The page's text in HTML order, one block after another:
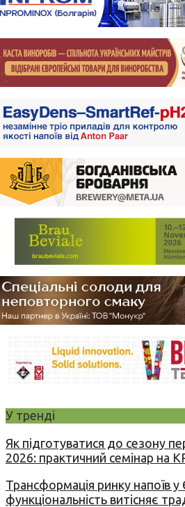
У тренді
Як підготуватися до сезону
2026: практичний семінар на
Трансформація ринку напоїв у
функціональність витісняє